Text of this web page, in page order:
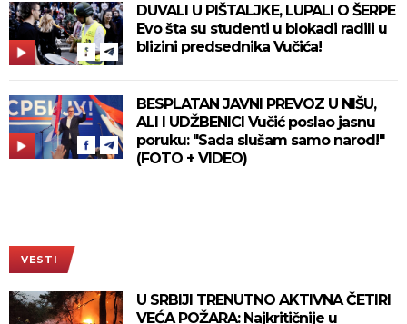
DUVALI U PIŠTALJKE, LUPALI O ŠERPE
Evo šta su studenti u blokadi radili u
blizini predsednika Vučića!
BESPLATAN JAVNI PREVOZ U NIŠU,
ALI I UDŽBENICI Vučić poslao jasnu
poruku: "Sada slušam samo narod!"
(FOTO + VIDEO)
VESTI
U SRBIJI TRENUTNO AKTIVNA ČETIRI
VEĆA POŽARA: Najkritičnije u